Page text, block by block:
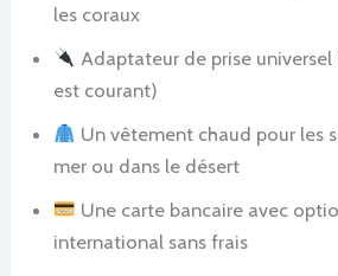
les coraux
Adaptateur de prise universel
est courant)
Un vêtement chaud pour les
mer ou dans le désert
Une carte bancaire avec
international sans frais